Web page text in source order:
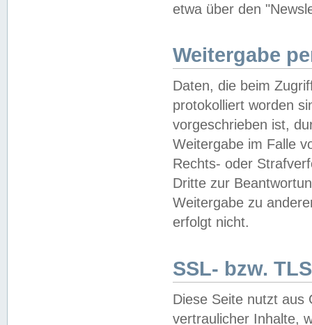
etwa über den
Weitergabe
Daten, die beim
protokolliert worden
vorgeschrieben ist,
Weitergabe im Falle
Rechts- oder
Dritte zur
Weitergabe zu
erfolgt nicht.
SSL- bzw.
Diese Seite nutzt aus
vertraulicher Inhalte,